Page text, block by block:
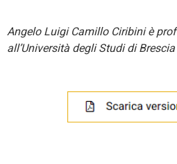
Angelo Luigi Camillo Ciribini è
all’Università degli Studi di Brescia